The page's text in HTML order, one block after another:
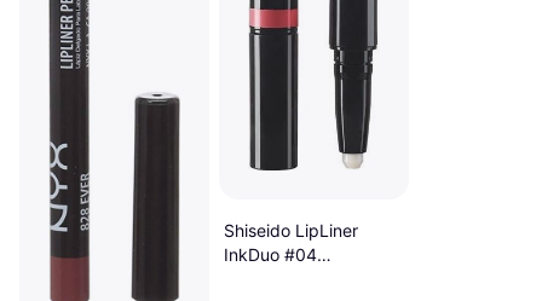
Shiseido LipLiner
InkDuo #04